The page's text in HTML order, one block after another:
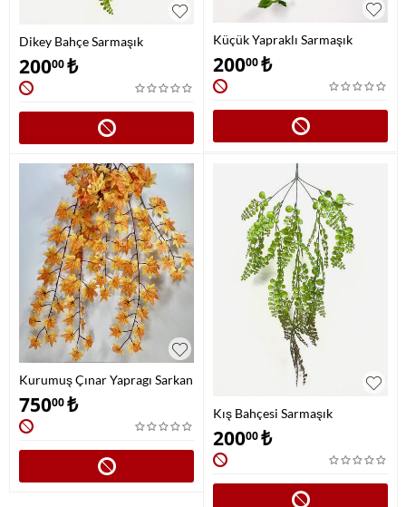
Dikey Bahçe Sarmaşık
Modelleri
20000₺
Küçük Yapraklı Sarmaşık
20000₺
Kurumuş Çınar Yapragı Sarkan
Yaprak Sarmaşık
75000₺
Kış Bahçesi Sarmaşık
Modelleri
20000₺